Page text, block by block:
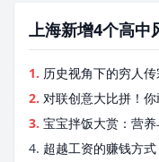
上海新增4个高中
1. 历史视角下的穷人
2. 对联创意大比拼！
3. 宝宝拌饭大赏：营
4. 超越工资的赚钱方